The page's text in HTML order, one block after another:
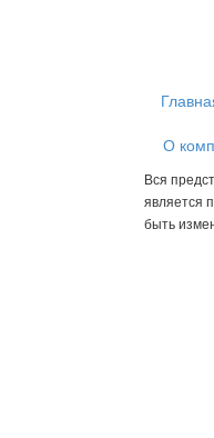
О
Вся
является
быть